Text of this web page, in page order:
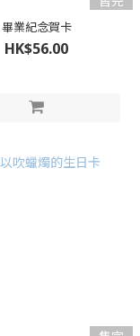
畢業紀念賀卡
HK$56.00